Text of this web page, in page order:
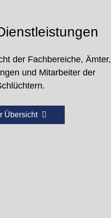
der Fachbereiche, Ämter,
und Mitarbeiter der
Übersicht